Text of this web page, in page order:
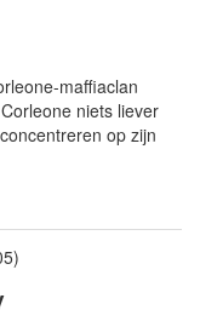
maffiaclan
niets liever
op zijn